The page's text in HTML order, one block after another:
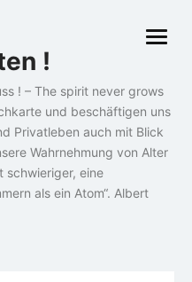
!
! – The spirit never grows
und beschäftigen uns
Privatleben auch mit Blick
Wahrnehmung von Alter
schwieriger, eine
als ein Atom“. Albert
open